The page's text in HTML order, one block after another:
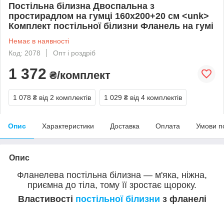
Постільна білизна Двоспальна з
простирадлом на гумці 160х200+20 см <unk>
Комплект постільної білизни Фланель на гумі
Немає в наявності
Код: 2078
Опт і роздріб
1 372 ₴/комплект
1 078 ₴ від 2 комплектів 1 029 ₴ від 4 комплектів
Опис Характеристики Доставка Оплата Умови
Опис
Фланелева постільна білизна — м'яка, ніжна,
приємна до тіла, тому її зростає щороку.
Властивості постільної білизни з фланелі